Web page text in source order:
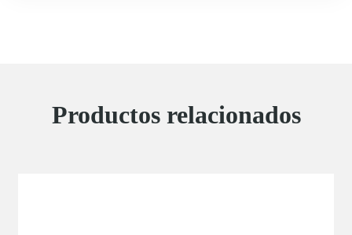
Productos relacionados